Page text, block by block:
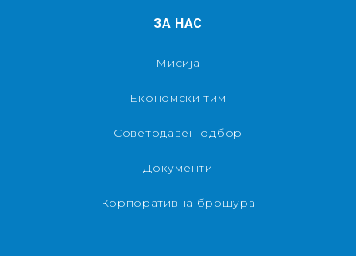
ЗА НАС
Мисија
Економски тим
Советодавен одбор
Документи
Корпоративна брошура